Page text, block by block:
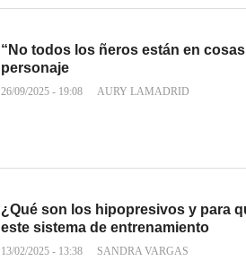
“No todos los ñeros están en
personaje
26/09/2025 - 19:08 AURY LAMADRID
¿Qué son los hipopresivos y para
este sistema de entrenamiento
13/02/2025 - 13:38 SANDRA VARGAS